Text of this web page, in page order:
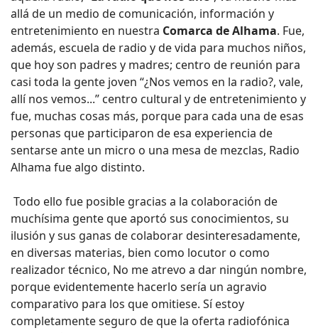
allá de un medio de comunicación, información y
entretenimiento en nuestra Comarca de Alhama. Fue,
además, escuela de radio y de vida para muchos niños,
que hoy son padres y madres; centro de reunión para
casi toda la gente joven “¿Nos vemos en la radio?, vale,
allí nos vemos...” centro cultural y de entretenimiento y
fue, muchas cosas más, porque para cada una de esas
personas que participaron de esa experiencia de
sentarse ante un micro o una mesa de mezclas, Radio
Alhama fue algo distinto.
Todo ello fue posible gracias a la colaboración de
muchísima gente que aportó sus conocimientos, su
ilusión y sus ganas de colaborar desinteresadamente,
en diversas materias, bien como locutor o como
realizador técnico, No me atrevo a dar ningún nombre,
porque evidentemente hacerlo sería un agravio
comparativo para los que omitiese. Sí estoy
completamente seguro de que la oferta radiofónica